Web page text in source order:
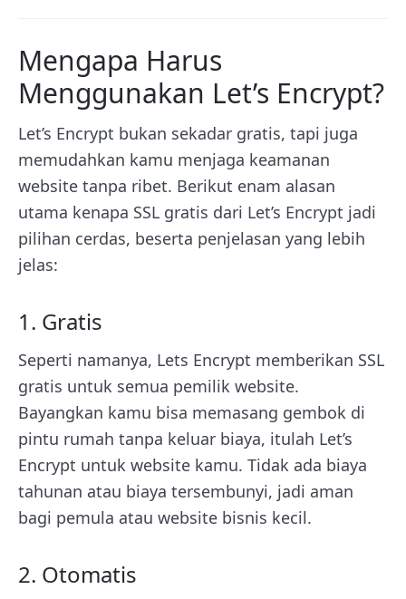
Mengapa Harus
Menggunakan Let’s Encrypt?
Let’s Encrypt bukan sekadar gratis, tapi juga
memudahkan kamu menjaga keamanan
website tanpa ribet. Berikut enam alasan
utama kenapa SSL gratis dari Let’s Encrypt jadi
pilihan cerdas, beserta penjelasan yang lebih
jelas:
1. Gratis
Seperti namanya, Lets Encrypt memberikan SSL
gratis untuk semua pemilik website.
Bayangkan kamu bisa memasang gembok di
pintu rumah tanpa keluar biaya, itulah Let’s
Encrypt untuk website kamu. Tidak ada biaya
tahunan atau biaya tersembunyi, jadi aman
bagi pemula atau website bisnis kecil.
2. Otomatis